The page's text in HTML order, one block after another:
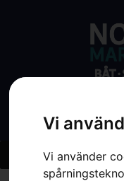
Vi
Vi använder